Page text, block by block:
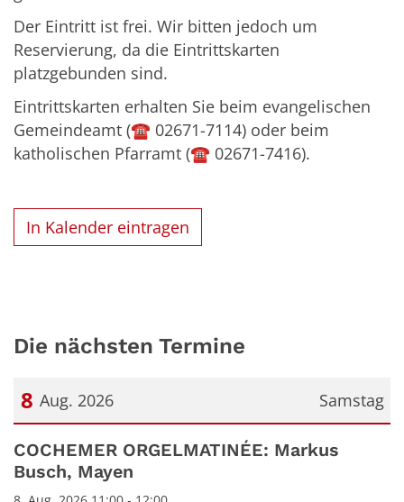
Der Eintritt ist frei. Wir bitten jedoch um
Reservierung, da die Eintrittskarten
platzgebunden sind.
Eintrittskarten erhalten Sie beim evangelischen
Gemeindeamt (☎️ 02671-7114) oder beim
katholischen Pfarramt (☎️ 02671-7416).
In Kalender eintragen
Die nächsten Termine
Samstag
8 Aug. 2026
Datum: 8. August 2026
COCHEMER ORGELMATINÉE: Markus
Busch, Mayen